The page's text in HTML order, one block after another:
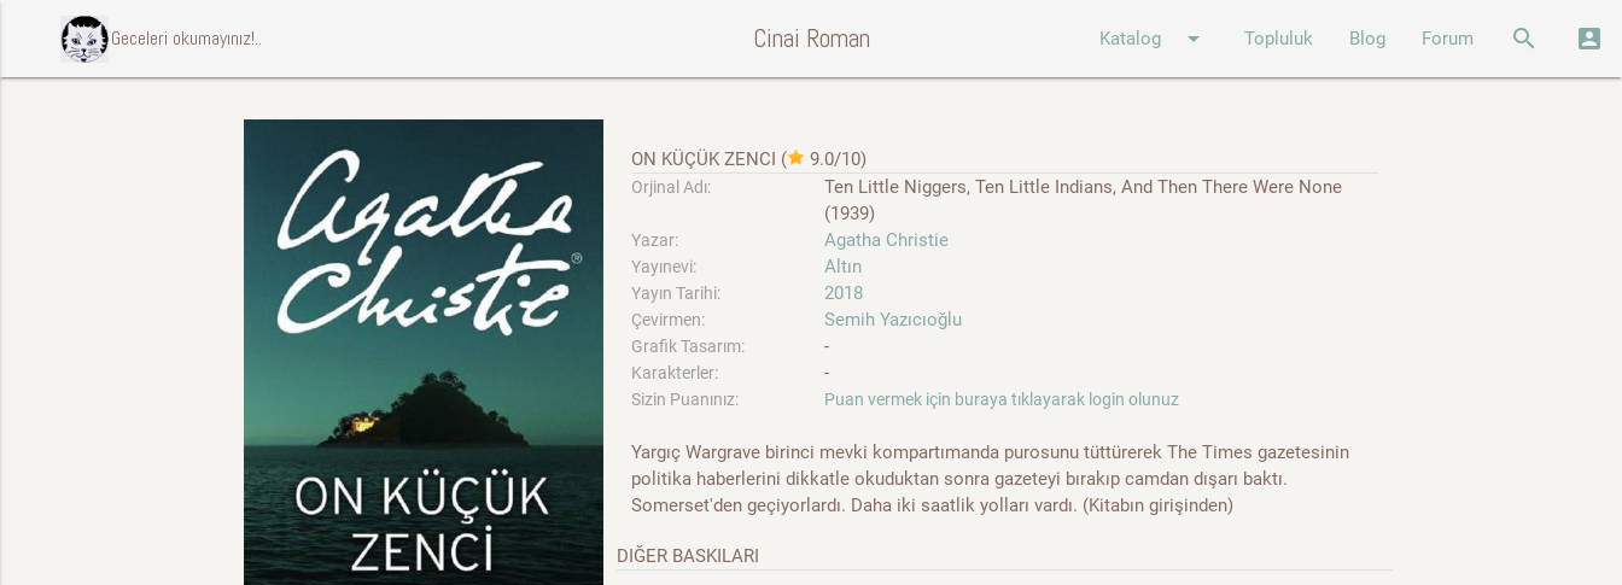
ccccci Geceleri okumayınız!.. Cinai Roman Katalog arrow_drop_down Topluluk Blog Forum search account_box
ON KÜÇÜK ZENCI ( 9.0/10)
Orjinal Adı:
Ten Little Niggers, Ten Little Indians, And Then There Were None
(1939)
Yazar: Agatha Christie
Yayınevi: Altın
Yayın Tarihi: 2018
Çevirmen: Semih Yazıcıoğlu
Grafik Tasarım: -
Karakterler: -
Sizin Puanınız: Puan vermek için buraya tıklayarak login olunuz
Yargıç Wargrave birinci mevki kompartımanda purosunu tüttürerek The Times gazetesinin
politika haberlerini dikkatle okuduktan sonra gazeteyi bırakıp camdan dışarı baktı.
Somerset'den geçiyorlardı. Daha iki saatlik yolları vardı. (Kitabın girişinden)
DIĞER BASKILARI